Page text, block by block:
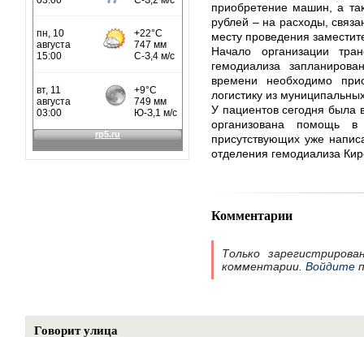
приобретение машин, а
рублей – на расходы,
месту проведения
Начало организации
гемодиализа
времени необходимо
логистику из
У пациентов сегодня была
организована помощь
присутствующих уже
отделения гемодиализа
Комментарии
Только
комментарии. Войдите
Говорит улица